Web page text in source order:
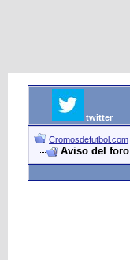
twitter
Cromosdefutbol.com
Aviso del foro